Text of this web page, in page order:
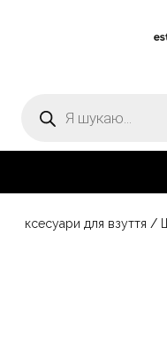
товарів
Аксесуари для взуття /